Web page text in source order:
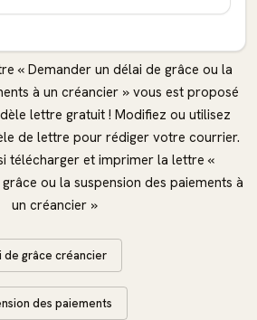
« Demander un délai de grâce ou la
à un créancier » vous est proposé
lettre gratuit ! Modifiez ou utilisez
de lettre pour rédiger votre courrier.
télécharger et imprimer la lettre «
ou la suspension des paiements à
un créancier »
de grâce créancier
des paiements